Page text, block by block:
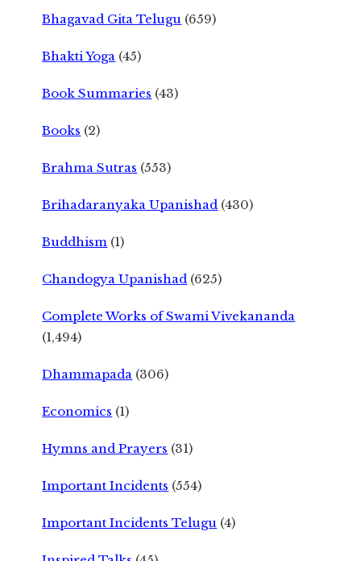
Bhagavad Gita Telugu (659)
Bhakti Yoga (45)
Book Summaries (43)
Books (2)
Brahma Sutras (553)
Brihadaranyaka Upanishad (430)
Buddhism (1)
Chandogya Upanishad (625)
Complete Works of Swami Vivekananda
(1,494)
Dhammapada (306)
Economics (1)
Hymns and Prayers (31)
Important Incidents (554)
Important Incidents Telugu (4)